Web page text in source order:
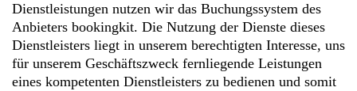
Dienstleistungen nutzen wir das Buchungssystem des
Anbieters bookingkit. Die Nutzung der Dienste dieses
Dienstleisters liegt in unserem berechtigten Interesse, uns
für unserem Geschäftszweck fernliegende Leistungen
eines kompetenten Dienstleisters zu bedienen und somit